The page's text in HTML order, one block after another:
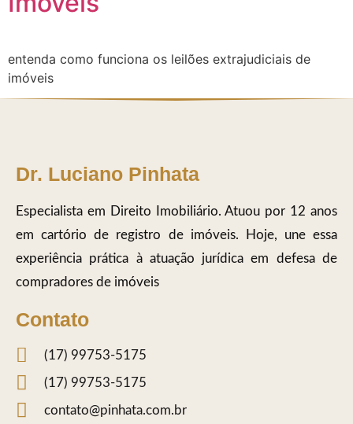
entenda como funciona os leilões extrajudiciais de
imóveis
Dr. Luciano Pinhata
Especialista em Direito Imobiliário. Atuou por 12 anos
em cartório de registro de imóveis. Hoje, une essa
experiência prática à atuação jurídica em defesa de
compradores de imóveis
Contato
(17) 99753-5175
(17) 99753-5175
contato@pinhata.com.br